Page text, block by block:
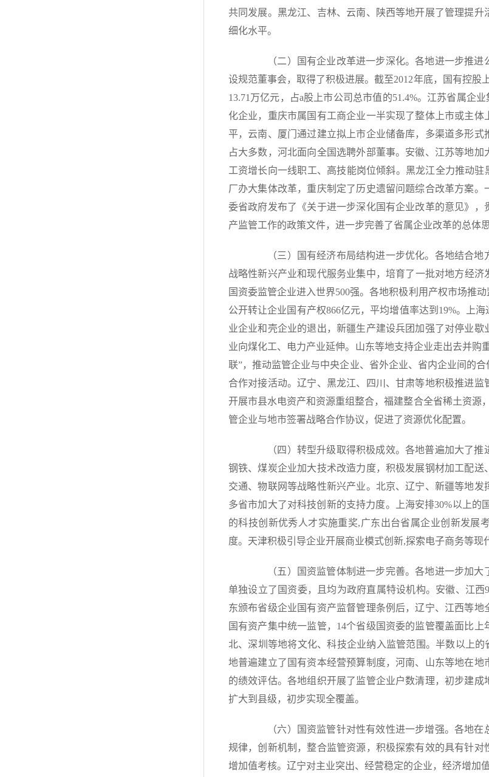
共同发展。黑龙江、吉林、云南、陕西等地开展了管理提
细化水平。
（二）国有企业改革进一步深化。各地进一步推进
设规范董事会，取得了积极进展。截至2012年底，国有控股
13.71万亿元，占a股上市公司总市值的51.4%。江苏省属企
化企业，重庆市属国有工商企业一半实现了整体上市或主
平，云南、厦门通过建立拟上市企业储备库，多渠道多形
占大多数，河北面向全国选聘外部董事。安徽、江苏等地
工资增长向一线职工、高技能岗位倾斜。黑龙江全力推动
厂办大集体改革，重庆制定了历史遗留问题综合改革方案
委省政府发布了《关于进一步深化国有企业改革的意见》
产监管工作的政策文件，进一步完善了省属企业改革的总体思
（三）国有经济布局结构进一步优化。各地结合地
战略性新兴产业和现代服务业集中，培育了一批对地方经
国资委监管企业进入世界500强。各地积极利用产权市场推
公开转让企业国有产权866亿元，平均增值率达到19%。上
业企业和壳企业的退出，新疆生产建设兵团加强了对停业
业向煤化工、电力产业延伸。山东等地支持企业走出去并
联”，推动监管企业与中央企业、省外企业、省内企业间的
合作对接活动。辽宁、黑龙江、四川、甘肃等地积极推进
开展市县水电资产和资源重组整合，福建整合全省稀土资源
管企业与地市签署战略合作协议，促进了资源优化配置。
（四）转型升级取得积极成效。各地普遍加大了推
钢铁、煤炭企业加大技术改造力度，积极发展钢材加工配
交通、物联网等战略性新兴产业。北京、辽宁、新疆等地
多省市加大了对科技创新的支持力度。上海安排30%以上
的科技创新优秀人才实施重奖,广东出台省属企业创新发展
度。天津积极引导企业开展商业模式创新,探索电子商务等
（五）国资监管体制进一步完善。各地进一步加大
单独设立了国资委，且均为政府直属特设机构。安徽、江
东颁布省级企业国有资产监督管理条例后，辽宁、江西等
国有资产集中统一监管，14个省级国资委的监管覆盖面比
北、深圳等地将文化、科技企业纳入监管范围。半数以上
地普遍建立了国有资本经营预算制度，河南、山东等地在
的绩效评估。各地组织开展了监管企业户数清理，初步建
扩大到县级，初步实现全覆盖。
（六）国资监管针对性有效性进一步增强。各地在
规律，创新机制，整合监管资源，积极探索有效的具有针
增加值考核。辽宁对主业突出、经营稳定的企业，经济增加